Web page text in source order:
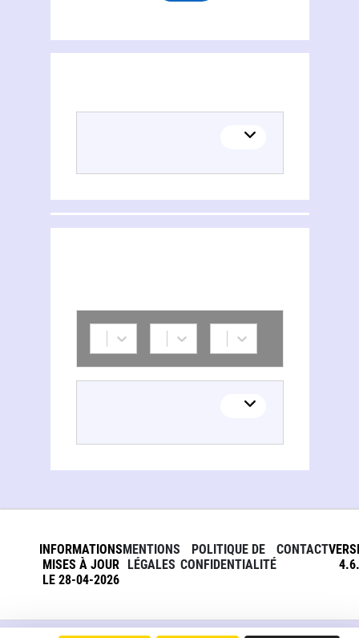
INFORMATIONS
MISES À JOUR
LE 28-04-2026
MENTIONS
LÉGALES
POLITIQUE DE
CONFIDENTIALITÉ
CONTACT